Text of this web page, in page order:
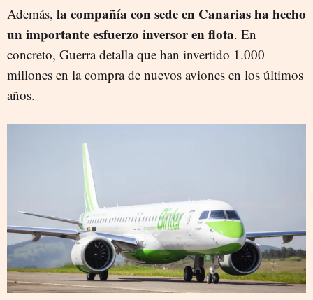
Además, la compañía con sede en Canarias ha hecho
un importante esfuerzo inversor en flota. En
concreto, Guerra detalla que han invertido 1.000
millones en la compra de nuevos aviones en los últimos
años.